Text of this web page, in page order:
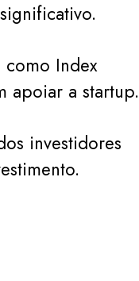
como Index
apoiar a startup.
investidores